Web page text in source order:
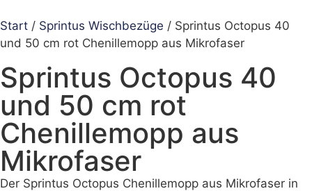
Start / Sprintus Wischbezüge / Sprintus Octopus 40
und 50 cm rot Chenillemopp aus Mikrofaser
Sprintus Octopus 40
und 50 cm rot
Chenillemopp aus
Mikrofaser
Der Sprintus Octopus Chenillemopp aus Mikrofaser in